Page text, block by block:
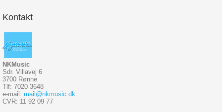
Kontakt
NKMusic
Sdr. Villavej 6
3700 Rønne
Tlf: 7020 3648
e-mail: mail@nkmusic.dk
CVR: 11 92 09 77